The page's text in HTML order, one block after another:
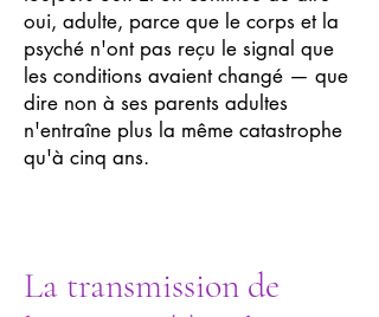
oui, adulte, parce que le corps et la
psyché n'ont pas reçu le signal que
les conditions avaient changé — que
dire non à ses parents adultes
n'entraîne plus la même catastrophe
qu'à cinq ans.
La transmission de